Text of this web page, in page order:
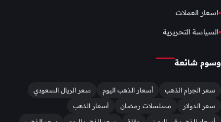
اسعار العملات
السياسة التحريرية
وسوم شائعة
سعر الجرام الذهب أسعار الذهب اليوم
سعر الريال السعودي
سعر الدولار
مسلسلات رمضان
أسعار الذهب